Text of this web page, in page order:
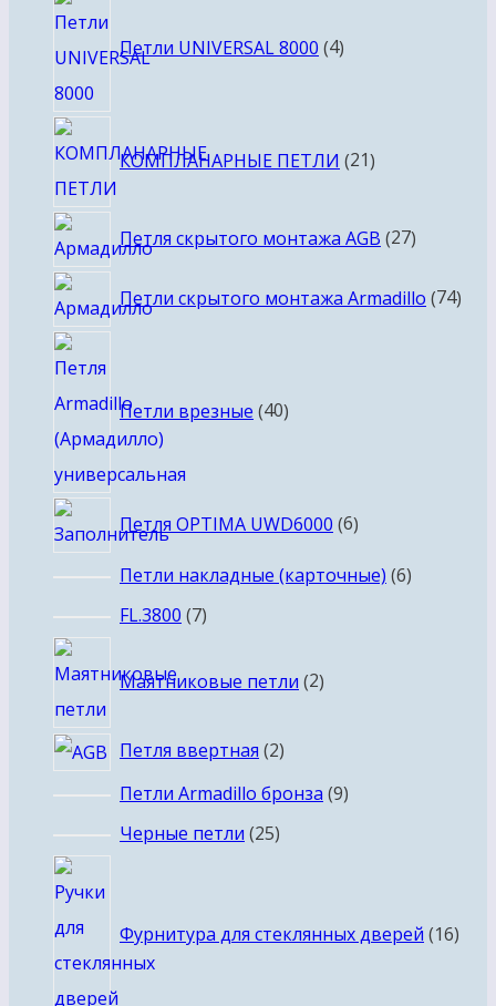
Петли UNIVERSAL 8000 4товара
КОМПЛАНАРНЫЕ ПЕТЛИ 21товар
Петля скрытого монтажа AGB 2727
Петли скрытого монтажа Armadillo 7474
Петли врезные 40
Петля OPTIMA UWD6000 66
Петли накладные (карточные) 66
FL.3800 77
Маятниковые петли 2товара
Петля ввертная 22
товара
Петли Armadillo бронза 99
Черные петли 2525
Фурнитура для стеклянных дверей 16